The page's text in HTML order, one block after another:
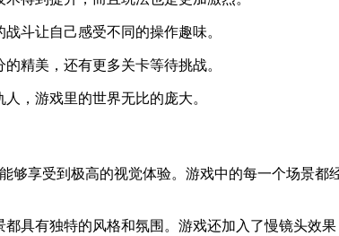
斗让自己感受不同的操作趣味。
精美，还有更多关卡等待挑战。
，游戏里的世界无比的庞大。
够享受到极高的视觉体验。游戏中的每一个场景
具有独特的风格和氛围。游戏还加入了慢镜头效